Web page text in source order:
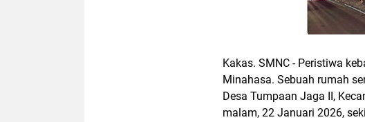
Kakas. SMNC - Peristiwa
Minahasa. Sebuah rumah
Desa Tumpaan Jaga II,
malam, 22 Januari 2026,